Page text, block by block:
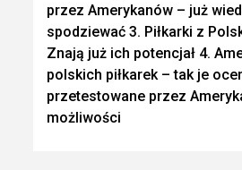
przez Amerykanów – już
spodziewać 3. Piłkarki z
Znają już ich potencjał 4.
polskich piłkarek – tak je
przetestowane przez
możliwości